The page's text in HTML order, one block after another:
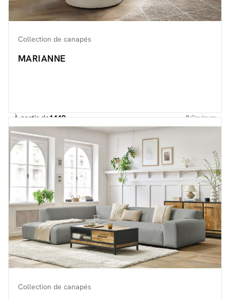
Collection de canapés
MARIANNE
À partir de1449.- 9Couleurs
Découvrir toute la collection
Collection de canapés